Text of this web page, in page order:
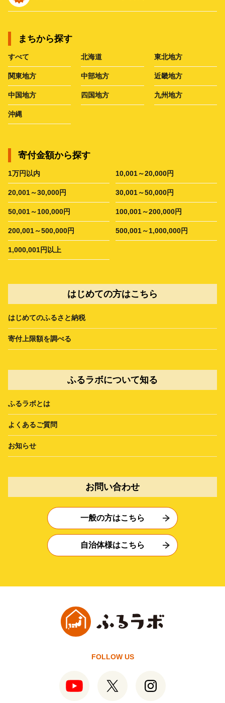
まちから探す
すべて 北海道 東北地方
関東地方 中部地方 近畿地方
中国地方 四国地方 九州地方
沖縄
寄付金額から探す
1万円以内 10,001～20,000円
20,001～30,000円 30,001～50,000円
50,001～100,000円 100,001～200,000円
200,001～500,000円 500,001～1,000,000円
1,000,001円以上
はじめての方はこちら
はじめてのふるさと納税
寄付上限額を調べる
ふるラボについて知る
ふるラボとは
よくあるご質問
お知らせ
お問い合わせ
一般の方はこちら
自治体様はこちら
FOLLOW US